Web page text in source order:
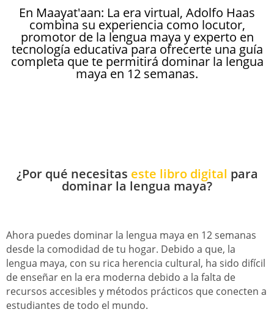
En Maayat'aan: La era virtual, Adolfo Haas
combina su experiencia como locutor,
promotor de la lengua maya y experto en
tecnología educativa para ofrecerte una guía
completa que te permitirá dominar la lengua
maya en 12 semanas.
¿Por qué necesitas este libro digital para
dominar la lengua maya?
Ahora puedes dominar la lengua maya en 12 semanas
desde la comodidad de tu hogar. Debido a que, la
lengua maya, con su rica herencia cultural, ha sido difícil
de enseñar en la era moderna debido a la falta de
recursos accesibles y métodos prácticos que conecten a
estudiantes de todo el mundo.